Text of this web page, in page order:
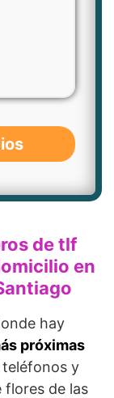
de tlf
en
hay
próximas
teléfonos y
de las